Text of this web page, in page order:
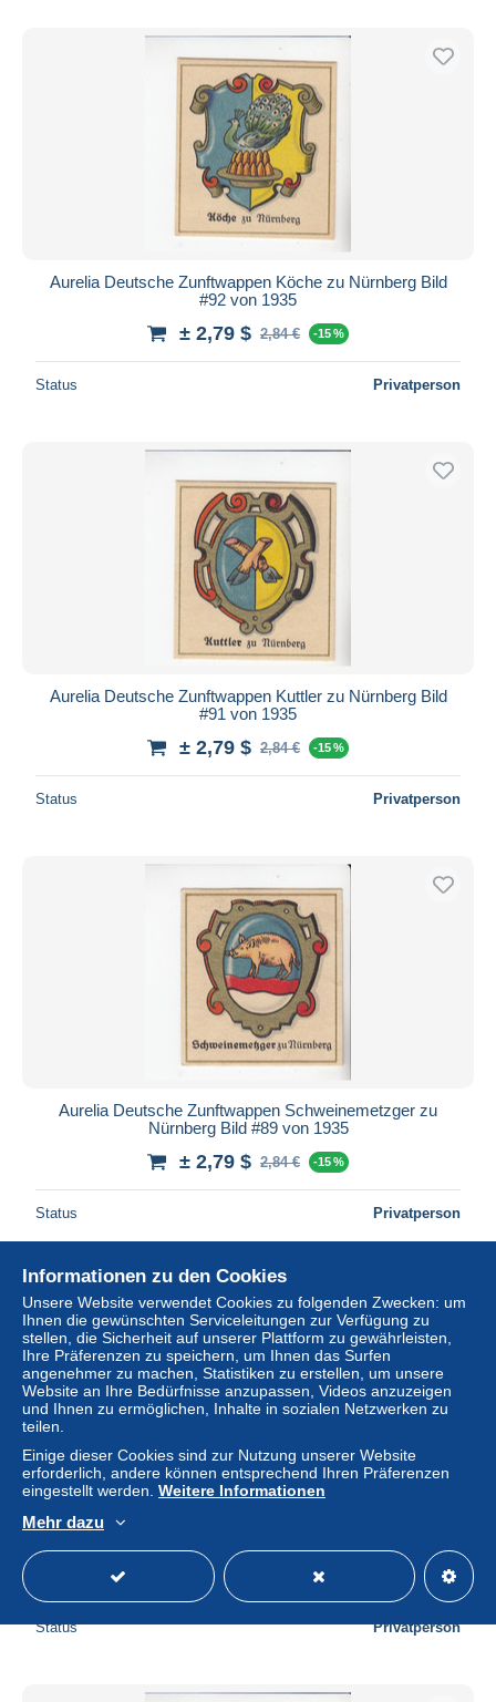
Aurelia Deutsche Zunftwappen Köche zu Nürnberg Bild
#92 von 1935
± 2,79 $ 2,84 € -15 %
Status Privatperson
Aurelia Deutsche Zunftwappen Kuttler zu Nürnberg Bild
#91 von 1935
± 2,79 $ 2,84 € -15 %
Status Privatperson
Aurelia Deutsche Zunftwappen Schweinemetzger zu
Nürnberg Bild #89 von 1935
± 2,79 $ 2,84 € -15 %
Status Privatperson
Aurelia Deutsche Zunftwappen Barbierer zu Nürnberg Bild
± 2,79 $ -15 %
Status Privatperson
Informationen zu den Cookies
Unsere Website verwendet Cookies zu folgenden Zwecken: um
Ihnen die gewünschten Serviceleitungen zur Verfügung zu
stellen, die Sicherheit auf unserer Plattform zu gewährleisten,
Ihre Präferenzen zu speichern, um Ihnen das Surfen
angenehmer zu machen, Statistiken zu erstellen, um unsere
Website an Ihre Bedürfnisse anzupassen, Videos anzuzeigen
und Ihnen zu ermöglichen, Inhalte in sozialen Netzwerken zu
teilen.
Einige dieser Cookies sind zur Nutzung unserer Website
erforderlich, andere können entsprechend Ihren Präferenzen
eingestellt werden. Weitere Informationen
Mehr dazu